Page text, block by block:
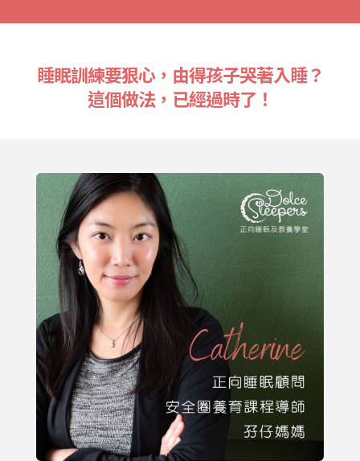
睡眠訓練要狠心，由得孩子哭著入睡？
這個做法，已經過時了！